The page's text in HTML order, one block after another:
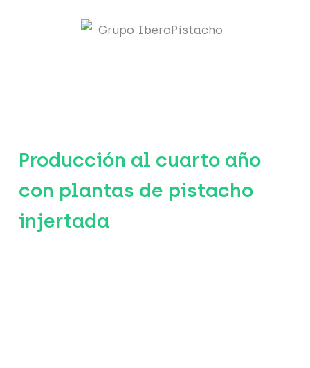
Producción al cuarto año
con plantas de pistacho
injertada